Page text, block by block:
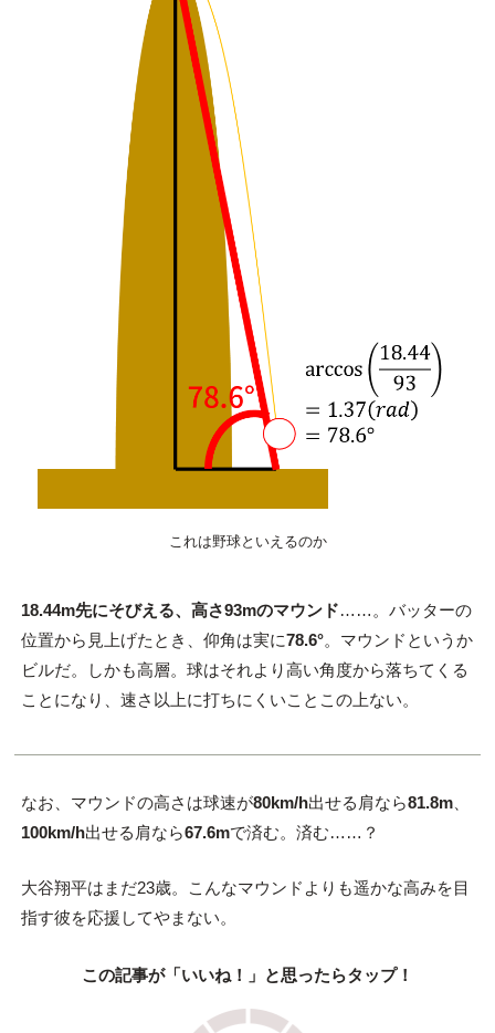
これは野球といえるのか
18.44m先にそびえる、高さ93mのマウンド……。バッターの
位置から見上げたとき、仰角は実に78.6°。マウンドというか
ビルだ。しかも高層。球はそれより高い角度から落ちてくる
ことになり、速さ以上に打ちにくいことこの上ない。
なお、マウンドの高さは球速が80km/h出せる肩なら81.8m、
100km/h出せる肩なら67.6mで済む。済む……？
大谷翔平はまだ23歳。こんなマウンドよりも遥かな高みを目
指す彼を応援してやまない。
この記事が「いいね！」と思ったらタップ！